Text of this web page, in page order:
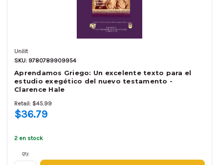
Unilit
SKU: 9780789909954
Aprendamos Griego: Un excelente texto para el
estudio exegético del nuevo testamento -
Clarence Hale
Retail: $45.99
$36.79
2 en stock
Qty.